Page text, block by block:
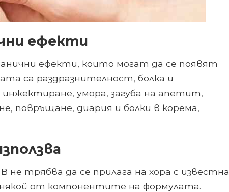
ефекти
ефекти, които могат да се появят
са раздразнителност, болка и
умора, загуба на апетит,
повръщане, диария и болки в корема,
трябва да се прилага на хора с известна
от компонентите на формулата.